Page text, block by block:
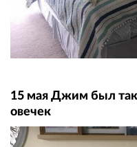
15 мая Джим был
овечек